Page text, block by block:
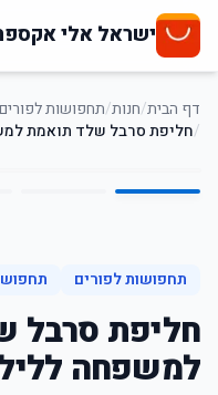
ישראל אלי
דף הבית/חנות/תחפושות לפורים
/חליפת סרבל שלד תואמת
תחפושות לפורים
חליפת סרבל
למשפחה